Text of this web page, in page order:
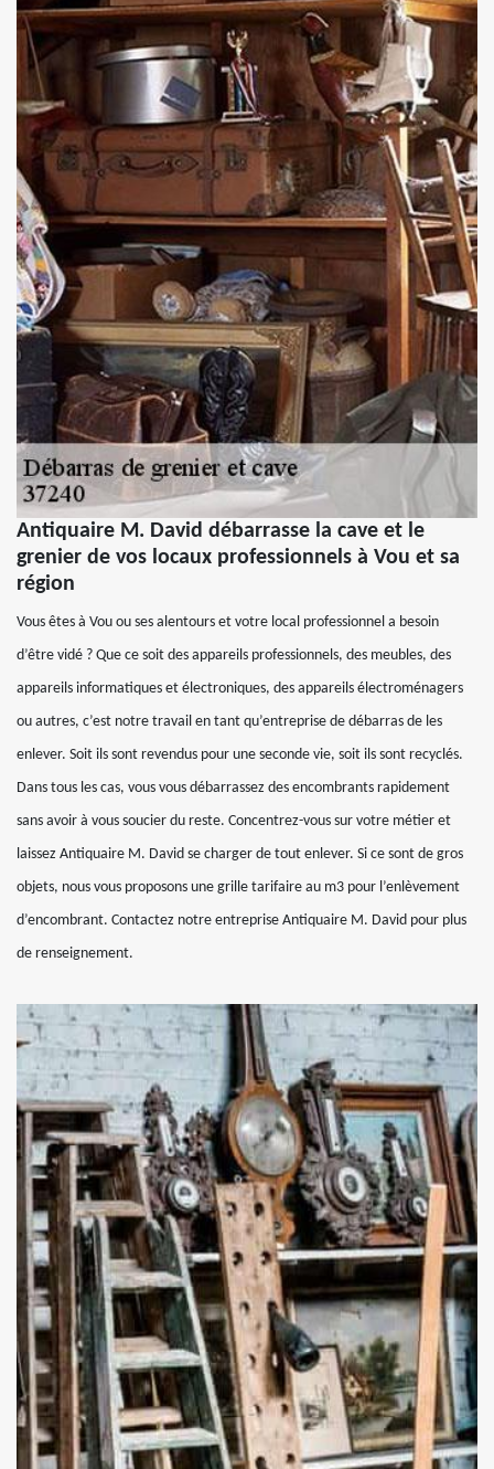
Antiquaire M. David débarrasse la cave et le
grenier de vos locaux professionnels à Vou et sa
région
Vous êtes à Vou ou ses alentours et votre local professionnel a besoin
d’être vidé ? Que ce soit des appareils professionnels, des meubles, des
appareils informatiques et électroniques, des appareils électroménagers
ou autres, c’est notre travail en tant qu’entreprise de débarras de les
enlever. Soit ils sont revendus pour une seconde vie, soit ils sont recyclés.
Dans tous les cas, vous vous débarrassez des encombrants rapidement
sans avoir à vous soucier du reste. Concentrez-vous sur votre métier et
laissez Antiquaire M. David se charger de tout enlever. Si ce sont de gros
objets, nous vous proposons une grille tarifaire au m3 pour l’enlèvement
d’encombrant. Contactez notre entreprise Antiquaire M. David pour plus
de renseignement.